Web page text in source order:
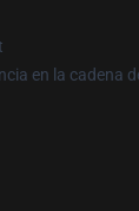
en la cadena